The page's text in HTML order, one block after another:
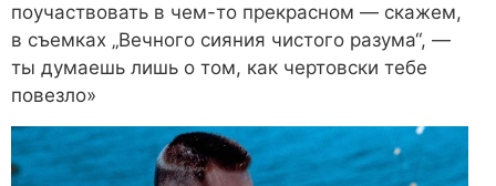
поучаствовать в чем-то прекрасном — скажем,
в съемках „Вечного сияния чистого разума“, —
ты думаешь лишь о том, как чертовски тебе
повезло»